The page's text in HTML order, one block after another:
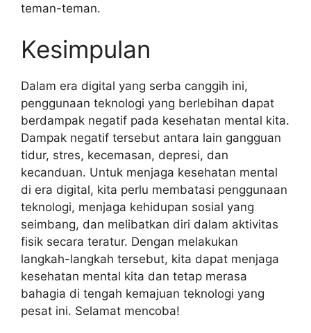
teman-teman.
Kesimpulan
Dalam era digital yang serba canggih ini,
penggunaan teknologi yang berlebihan dapat
berdampak negatif pada kesehatan mental kita.
Dampak negatif tersebut antara lain gangguan
tidur, stres, kecemasan, depresi, dan
kecanduan. Untuk menjaga kesehatan mental
di era digital, kita perlu membatasi penggunaan
teknologi, menjaga kehidupan sosial yang
seimbang, dan melibatkan diri dalam aktivitas
fisik secara teratur. Dengan melakukan
langkah-langkah tersebut, kita dapat menjaga
kesehatan mental kita dan tetap merasa
bahagia di tengah kemajuan teknologi yang
pesat ini. Selamat mencoba!